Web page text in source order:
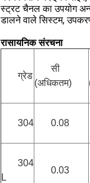
स्ट्रट चैनल का उपयोग
डालने वाले सिस्टम,
रासायनिक संरचना
ग्रेड
सी
(अधिकतम)
304 0.08
304
L
0.03